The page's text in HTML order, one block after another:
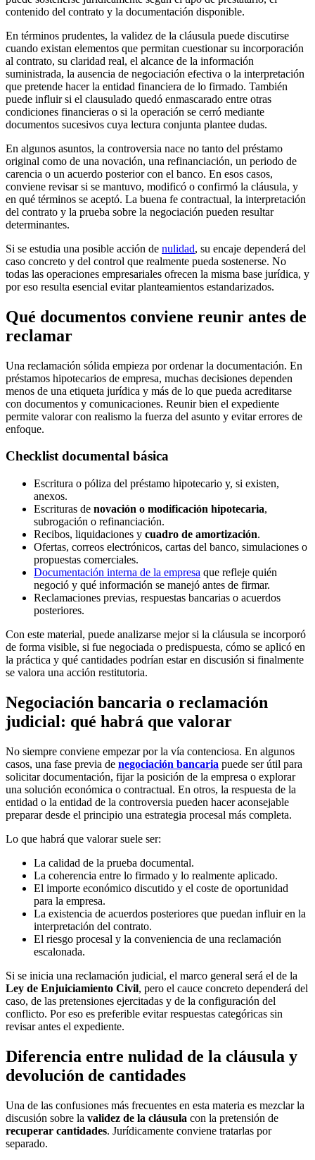
contenido del contrato y la documentación disponible.
En términos prudentes, la validez de la cláusula puede discutirse
cuando existan elementos que permitan cuestionar su incorporación
al contrato, su claridad real, el alcance de la información
suministrada, la ausencia de negociación efectiva o la interpretación
que pretende hacer la entidad financiera de lo firmado. También
puede influir si el clausulado quedó enmascarado entre otras
condiciones financieras o si la operación se cerró mediante
documentos sucesivos cuya lectura conjunta plantee dudas.
En algunos asuntos, la controversia nace no tanto del préstamo
original como de una novación, una refinanciación, un periodo de
carencia o un acuerdo posterior con el banco. En esos casos,
conviene revisar si se mantuvo, modificó o confirmó la cláusula, y
en qué términos se aceptó. La buena fe contractual, la interpretación
del contrato y la prueba sobre la negociación pueden resultar
determinantes.
Si se estudia una posible acción de nulidad, su encaje dependerá del
caso concreto y del control que realmente pueda sostenerse. No
todas las operaciones empresariales ofrecen la misma base jurídica, y
por eso resulta esencial evitar planteamientos estandarizados.
Qué documentos conviene reunir antes de
reclamar
Una reclamación sólida empieza por ordenar la documentación. En
préstamos hipotecarios de empresa, muchas decisiones dependen
menos de una etiqueta jurídica y más de lo que pueda acreditarse
con documentos y comunicaciones. Reunir bien el expediente
permite valorar con realismo la fuerza del asunto y evitar errores de
enfoque.
Checklist documental básica
Escritura o póliza del préstamo hipotecario y, si existen,
anexos.
Escrituras de novación o modificación hipotecaria,
subrogación o refinanciación.
Recibos, liquidaciones y cuadro de amortización.
Ofertas, correos electrónicos, cartas del banco, simulaciones o
propuestas comerciales.
Documentación interna de la empresa que refleje quién
negoció y qué información se manejó antes de firmar.
Reclamaciones previas, respuestas bancarias o acuerdos
posteriores.
Con este material, puede analizarse mejor si la cláusula se incorporó
de forma visible, si fue negociada o predispuesta, cómo se aplicó en
la práctica y qué cantidades podrían estar en discusión si finalmente
se valora una acción restitutoria.
Negociación bancaria o reclamación
judicial: qué habrá que valorar
No siempre conviene empezar por la vía contenciosa. En algunos
casos, una fase previa de negociación bancaria puede ser útil para
solicitar documentación, fijar la posición de la empresa o explorar
una solución económica o contractual. En otros, la respuesta de la
entidad o la entidad de la controversia pueden hacer aconsejable
preparar desde el principio una estrategia procesal más completa.
Lo que habrá que valorar suele ser:
La calidad de la prueba documental.
La coherencia entre lo firmado y lo realmente aplicado.
El importe económico discutido y el coste de oportunidad
para la empresa.
La existencia de acuerdos posteriores que puedan influir en la
interpretación del contrato.
El riesgo procesal y la conveniencia de una reclamación
escalonada.
Si se inicia una reclamación judicial, el marco general será el de la
Ley de Enjuiciamiento Civil, pero el cauce concreto dependerá del
caso, de las pretensiones ejercitadas y de la configuración del
conflicto. Por eso es preferible evitar respuestas categóricas sin
revisar antes el expediente.
Diferencia entre nulidad de la cláusula y
devolución de cantidades
Una de las confusiones más frecuentes en esta materia es mezclar la
discusión sobre la validez de la cláusula con la pretensión de
recuperar cantidades. Jurídicamente conviene tratarlas por
separado.